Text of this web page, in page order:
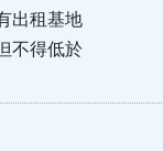
出租基地
不得低於